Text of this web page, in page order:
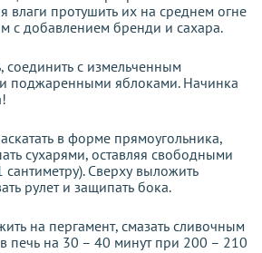
влаги протушить их на среднем огне
с добавлением бренди и сахара.
с измельченным
поджаренными яблоками. Начинка
в форме прямоугольника,
сухарями, оставляя свободными
Сверху выложить
рулет и защипать бока.
на пергамент, смазать сливочным
печь на 30 – 40 минут при 200 – 210